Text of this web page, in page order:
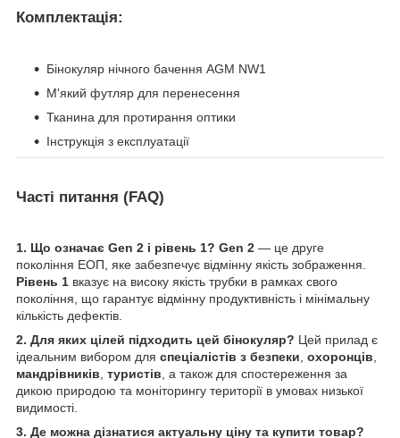
Комплектація:
Бінокуляр нічного бачення AGM NW1
М'який футляр для перенесення
Тканина для протирання оптики
Інструкція з експлуатації
Часті питання (FAQ)
1. Що означає Gen 2 і рівень 1? Gen 2 — це друге
покоління ЕОП, яке забезпечує відмінну якість зображення.
Рівень 1 вказує на високу якість трубки в рамках свого
покоління, що гарантує відмінну продуктивність і мінімальну
кількість дефектів.
2. Для яких цілей підходить цей бінокуляр? Цей прилад є
ідеальним вибором для спеціалістів з безпеки, охоронців,
мандрівників, туристів, а також для спостереження за
дикою природою та моніторингу території в умовах низької
видимості.
3. Де можна дізнатися актуальну ціну та купити товар?